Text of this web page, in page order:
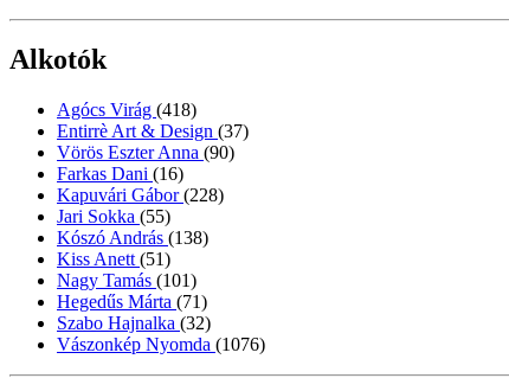
Alkotók
Agócs Virág (418)
Entirrè Art & Design (37)
Vörös Eszter Anna (90)
Farkas Dani (16)
Kapuvári Gábor(228)
Jari Sokka (55)
Kószó András (138)
Kiss Anett (51)
Nagy Tamás (101)
Hegedűs Márta (71)
Szabo Hajnalka (32)
Vászonkép Nyomda (1076)